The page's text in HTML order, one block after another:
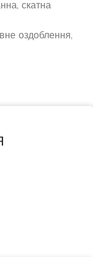
скатна
оздоблення,